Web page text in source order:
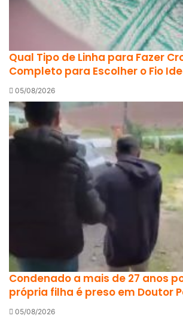
Qual Tipo de Linha para Fazer
Completo para Escolher o Fio
05/08/2026
Condenado a mais de 27 anos
própria filha é preso em Doutor
05/08/2026